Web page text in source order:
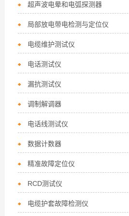
超声波电晕和电弧探测器
局部放电带电检测与定位仪
电缆维护测试仪
电话测试仪
漏抗测试仪
调制解调器
电话线测试仪
数据计数器
精准故障定位仪
RCD测试仪
电缆护套故障检测仪